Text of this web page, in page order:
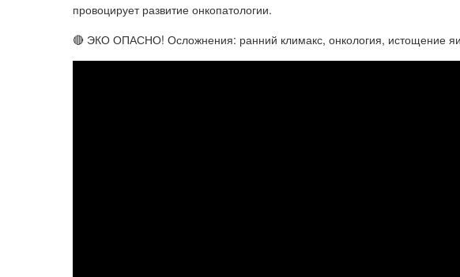
провоцирует развитие онкопатологии.
🔴 ЭКО ОПАСНО! Осложнения: ранний климакс, онкология, истощение